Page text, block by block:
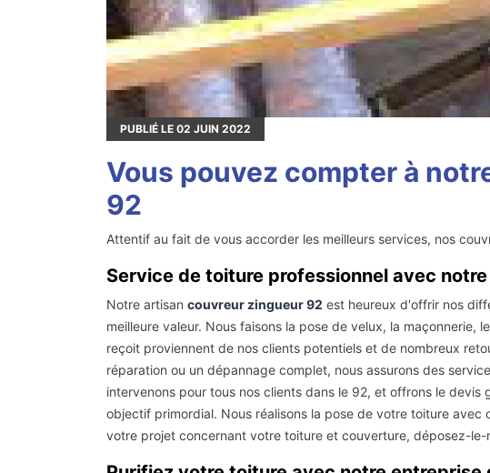
PUBLIÉ LE 02 JUIN 2022
Vous pouvez compter à
92
Attentif au fait de vous accorder les meilleurs services, nos
Service de toiture professionnel avec
Notre artisan couvreur zingueur 92 est heureux d'offrir nos
meilleure valeur. Nous faisons la pose de velux, la
reçoit proviennent de nos clients potentiels et de nombreux
réparation ou un dépannage complet, nous assurons des
intervenons pour tous nos clients dans le 92, et offrons le
objectif primordial. Nous réalisons la pose de votre toiture
votre projet concernant votre toiture et couverture, déposez-